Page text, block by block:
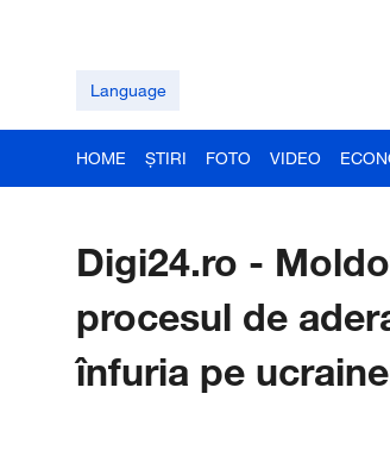
Language
HOME ȘTIRI FOTO VIDEO
Digi24.ro -
procesul de
înfuria pe